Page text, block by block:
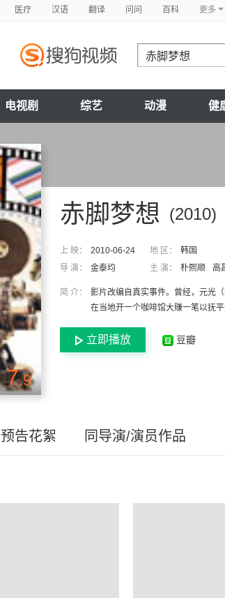
医疗 汉语 翻译 问问 百科 更多
电视剧 综艺 动漫 健
7.9
(2010)
赤脚梦想
上 映： 2010-06-24 地 区： 韩国
导 演：
金泰均 主 演： 朴熙顺 高
简 介：
影片改编自真实事件。曾经，元光
在当地开一个咖啡馆大赚一笔以抚
立即播放 豆瓣
预告花絮 同导演/演员作品